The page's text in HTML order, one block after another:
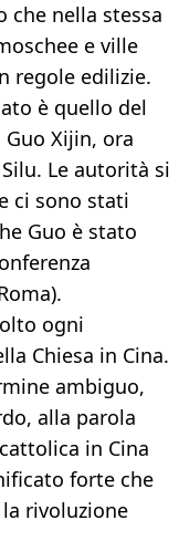
che nella stessa
e ville
regole edilizie.
è quello del
Xijin, ora
Le autorità si
ci sono stati
Guo è stato
ogni
Chiesa in Cina.
ambiguo,
alla parola
in Cina
forte che
rivoluzione